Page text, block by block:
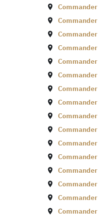
Commander
Commander
Commander
Commander
Commander
Commander
Commander
Commander
Commander
Commander
Commander
Commander
Commander
Commander
Commander
Commander